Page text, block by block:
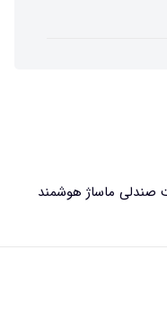
صندلی ماساژ هوشمند